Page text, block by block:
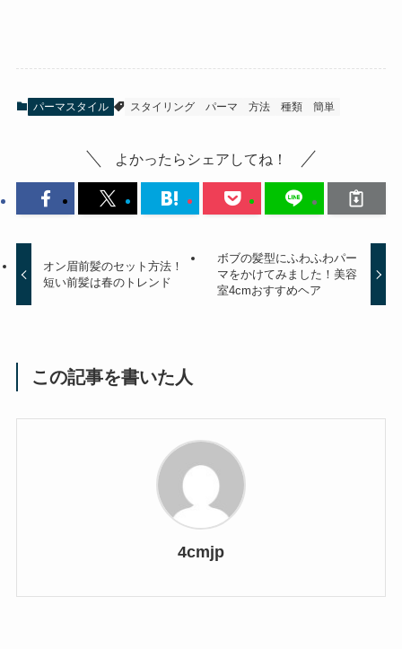
パーマスタイル スタイリング パーマ 方法 種類 簡単
よかったらシェアしてね！
オン眉前髪のセット方法！
短い前髪は春のトレンド
ボブの髪型にふわふわパー
マをかけてみました！美容
室4cmおすすめヘア
この記事を書いた人
4cmjp